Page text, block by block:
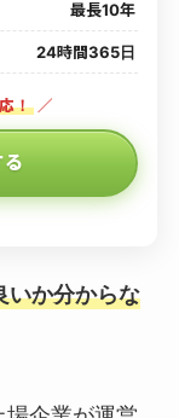
最長10年
24時間365日
！ ／
いか分からな